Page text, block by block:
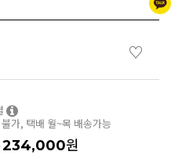
♡
가, 택배 월~목 배송가능
234,000원